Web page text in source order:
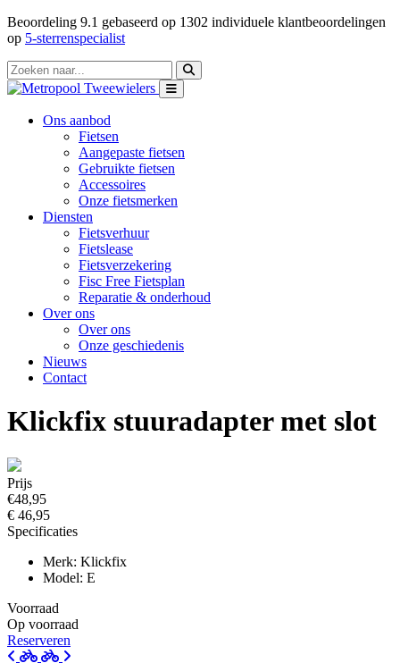
Beoordeling 9.1 gebaseerd op 1302 individuele klantbeoordelingen
op 5-sterrenspecialist
Ons aanbod
Fietsen
Aangepaste fietsen
Gebruikte fietsen
Accessoires
Onze fietsmerken
Diensten
Fietsverhuur
Fietslease
Fietsverzekering
Fisc Free Fietsplan
Reparatie & onderhoud
Over ons
Over ons
Onze geschiedenis
Nieuws
Contact
Klickfix stuuradapter met slot
Prijs
€48,95
€ 46,95
Specificaties
Merk: Klickfix
Model: E
Voorraad
Op voorraad
Reserveren